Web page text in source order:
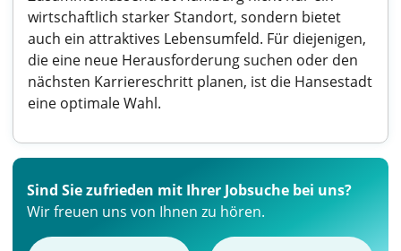
wirtschaftlich starker Standort, sondern bietet
auch ein attraktives Lebensumfeld. Für diejenigen,
die eine neue Herausforderung suchen oder den
nächsten Karriereschritt planen, ist die Hansestadt
eine optimale Wahl.
Sind Sie zufrieden mit Ihrer Jobsuche bei uns?
Wir freuen uns von Ihnen zu hören.